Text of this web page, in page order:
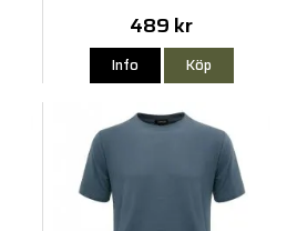
489 kr
Info Köp